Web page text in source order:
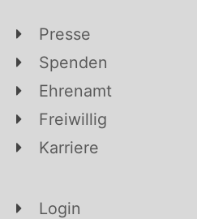
Presse
Spenden
Ehrenamt
Freiwillig
Karriere
Login